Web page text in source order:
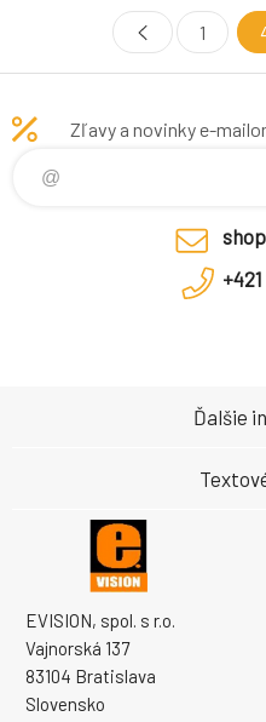
odporúčame použiť originálny
odporúčaný adaptér, ktorý
bude automaticky pridaný k
AMD Ryzen™ 9 8940HX (16C /
1
Zľavy a novinky e-
EVISION, spol. s r.o.
Vajnorská 137
83104 Bratislava
Slovensko
Ďalšie